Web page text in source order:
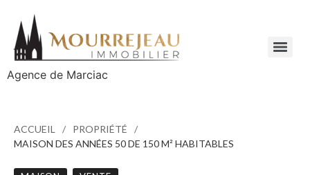
Agence de Marciac
ACCUEIL
PROPRIÉTÉ
MAISON DES ANNÉES 50 DE 150 M² HABITABLES